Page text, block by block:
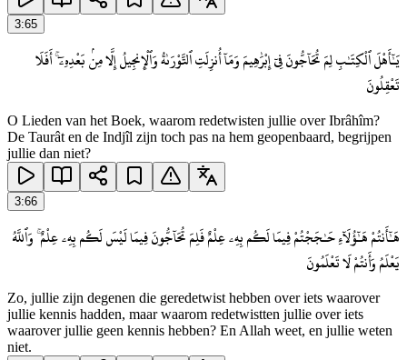
3:65
يَـٰٓأَهْلَ ٱلْكِتَـٰبِ لِمَ تُحَآجُّونَ فِىٓ إِبْرَٰهِيمَ وَمَآ أُنزِلَتِ ٱلتَّوْرَىٰةُ وَٱلْإِنجِيلُ إِلَّا مِنۢ بَعْدِهِۦٓ ۚ أَفَلَا
تَعْقِلُونَ
O Lieden van het Boek, waarom redetwisten jullie over Ibrâhîm?
De Taurât en de Indjîl zijn toch pas na hem geopenbaard, begrijpen
jullie dan niet?
3:66
هَـٰٓأَنتُمْ هَـٰٓؤُلَآءِ حَـٰجَجْتُمْ فِيمَا لَكُم بِهِۦ عِلْمٌ فَلِمَ تُحَآجُّونَ فِيمَا لَيْسَ لَكُم بِهِۦ عِلْمٌ ۚ وَٱللَّهُ
يَعْلَمُ وَأَنتُمْ لَا تَعْلَمُونَ
Zo, jullie zijn degenen die geredetwist hebben over iets waarover
jullie kennis hadden, maar waarom redetwistten jullie over iets
waarover jullie geen kennis hebben? En Allah weet, en jullie weten
niet.